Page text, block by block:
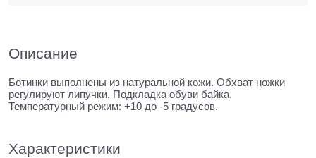
Описание
Ботинки выполнены из натуральной кожи. Обхват ножки
регулируют липучки. Подкладка обуви байка.
Температурный режим: +10 до -5 градусов.
Характеристики